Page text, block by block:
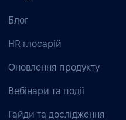
Блог
HR глосарій
Оновлення продукту
Вебінари та події
Гайди та дослідження